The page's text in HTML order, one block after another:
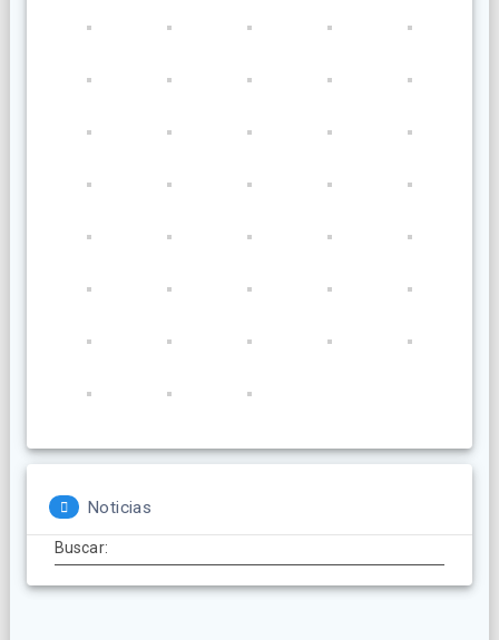
Noticias
Buscar: